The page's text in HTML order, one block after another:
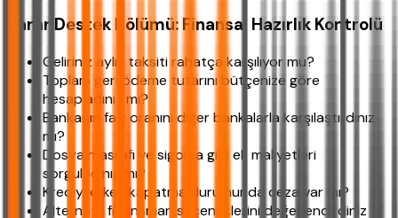
Karar Destek Bölümü: Finansal Hazırlık Kontrolü
Geliriniz aylık taksiti rahatça karşılıyor mu?
Toplam geri ödeme tutarını bütçenize göre
hesapladınız mı?
Bankanın faiz oranını diğer bankalarla karşılaştırdınız
mı?
Dosya masrafı ve sigorta gibi ek maliyetleri
sorguladınız mı?
Krediyi erken kapatma durumunda ceza var mı?
Alternatif finansman seçeneklerini değerlendirdiniz